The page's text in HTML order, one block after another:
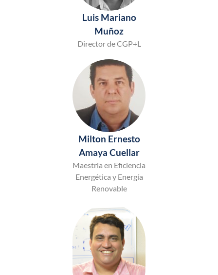
Luis Mariano
Muñoz
Director de CGP+L
Milton Ernesto
Amaya Cuellar
Maestria en Eficiencia
Energética y Energía
Renovable